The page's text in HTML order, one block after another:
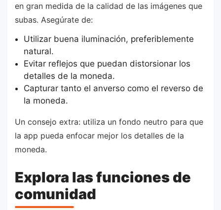
en gran medida de la calidad de las imágenes que
subas. Asegúrate de:
Utilizar buena iluminación, preferiblemente
natural.
Evitar reflejos que puedan distorsionar los
detalles de la moneda.
Capturar tanto el anverso como el reverso de
la moneda.
Un consejo extra: utiliza un fondo neutro para que
la app pueda enfocar mejor los detalles de la
moneda.
Explora las funciones de
comunidad